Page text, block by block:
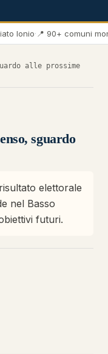
Ionio· 📍 90+ comuni
alle prossime
sguardo
elettorale
nel Basso
futuri.